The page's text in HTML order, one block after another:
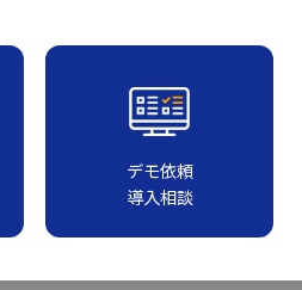
デモ依頼
導入相談